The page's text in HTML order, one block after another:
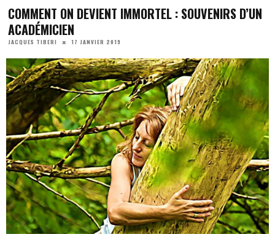
COMMENT ON DEVIENT IMMORTEL : SOUVENIRS D’UN
ACADÉMICIEN
JACQUES TIBERI 17 JANVIER 2019